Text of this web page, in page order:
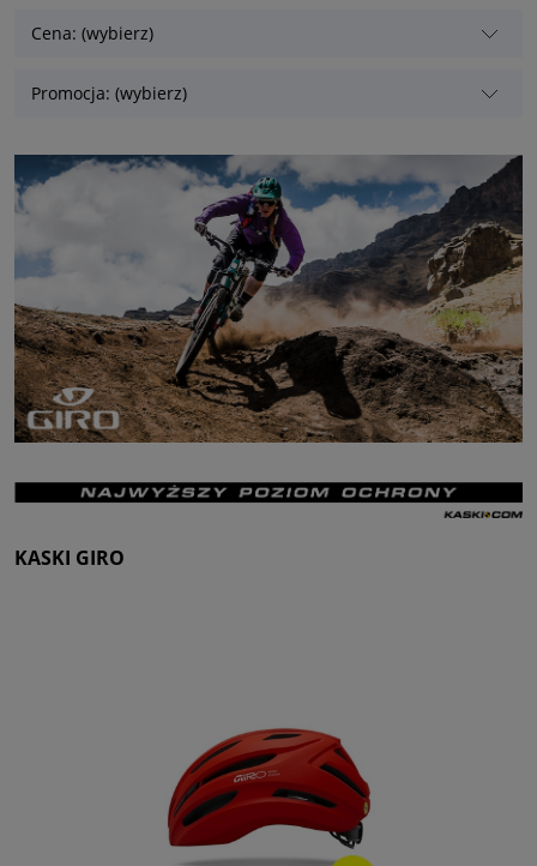
Cena: (wybierz)
Promocja: (wybierz)
KASKI GIRO